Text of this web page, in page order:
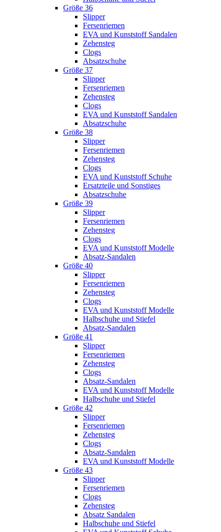
Größe 36
Slipper
Fersenriemen
EVA und Kunststoff Sandalen
Zehensteg
Clogs
Absatzschuhe
Größe 37
Slipper
Fersenriemen
Zehensteg
Clogs
EVA und Kunststoff Sandalen
Absatzschuhe
Größe 38
Slipper
Fersenriemen
Zehensteg
Clogs
EVA und Kunststoff Schuhe
Ersatzteile und Sonstiges
Absatzschuhe
Größe 39
Slipper
Fersenriemen
Zehensteg
Clogs
EVA und Kunststoff Modelle
Absatz-Sandalen
Größe 40
Slipper
Fersenriemen
Zehensteg
Clogs
EVA und Kunststoff Modelle
Halbschuhe und Stiefel
Absatz-Sandalen
Größe 41
Slipper
Fersenriemen
Zehensteg
Clogs
Absatz-Sandalen
EVA und Kunststoff Modelle
Halbschuhe und Stiefel
Größe 42
Slipper
Fersenriemen
Zehensteg
Clogs
Absatz-Sandalen
EVA und Kunststoff Modelle
Größe 43
Slipper
Fersenriemen
Clogs
Zehensteg
Absatz Sandalen
Halbschuhe und Stiefel